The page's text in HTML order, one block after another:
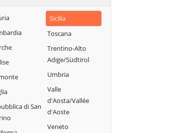
Friddi
Termini Imerese
Terrasini
Trabia
Trappeto
Ustica
Valledolmo
Ventimiglia di
Sicilia
di San
Sicilia
Toscana
Trentino-Alto
Adige/Südtirol
Umbria
Valle
d'Aosta/Vallée
d'Aoste
Veneto